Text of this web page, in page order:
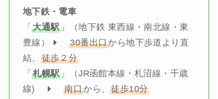
地下鉄・電車
「大通駅 」（地下鉄 東西線・南北線・東
豊線）
30番出口から地下歩道より直
結、 徒歩２分
「札幌駅 」（JR函館本線・札沼線・千歳
線)
南口から、徒歩10分